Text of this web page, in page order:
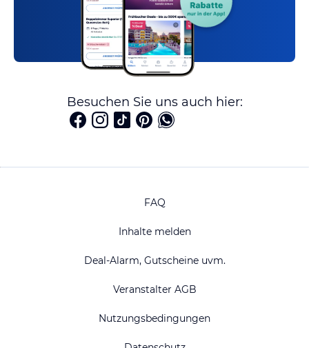
Besuchen Sie uns auch hier:
FAQ
Inhalte melden
Deal-Alarm, Gutscheine uvm.
Veranstalter AGB
Nutzungsbedingungen